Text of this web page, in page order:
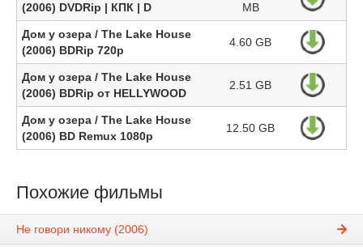
(2006) DVDRip | КПК | D
MB
Дом у озера / The Lake House
(2006) BDRip 720p
4.60 GB
Дом у озера / The Lake House
(2006) BDRip от HELLYWOOD
2.51 GB
Дом у озера / The Lake House
(2006) BD Remux 1080p
12.50 GB
Похожие фильмы
Не говори никому (2006)